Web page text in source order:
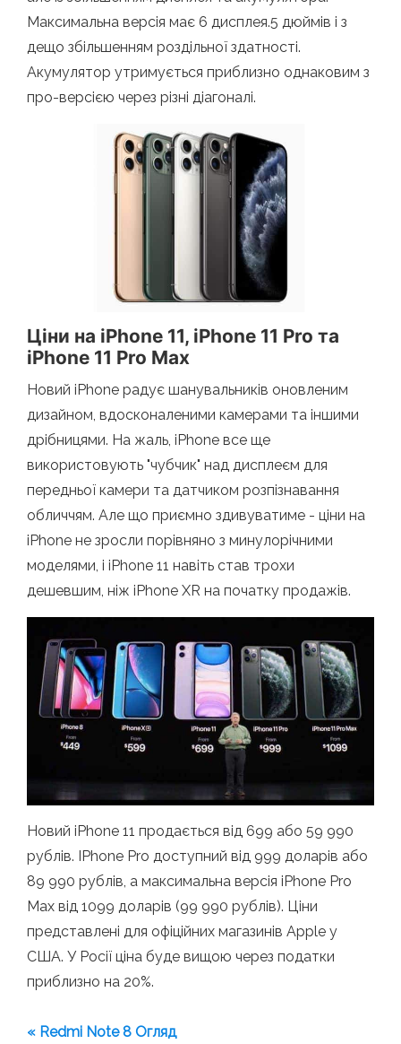
Максимальна версія має 6 дисплея.5 дюймів і з
дещо збільшенням роздільної здатності.
Акумулятор утримується приблизно однаковим з
про-версією через різні діагоналі.
Ціни на iPhone 11, iPhone 11 Pro та
iPhone 11 Pro Max
Новий iPhone радує шанувальників оновленим
дизайном, вдосконаленими камерами та іншими
дрібницями. На жаль, iPhone все ще
використовують "чубчик" над дисплеєм для
передньої камери та датчиком розпізнавання
обличчям. Але що приємно здивуватиме - ціни на
iPhone не зросли порівняно з минулорічними
моделями, і iPhone 11 навіть став трохи
дешевшим, ніж iPhone XR на початку продажів.
Новий iPhone 11 продається від 699 або 59 990
рублів. IPhone Pro доступний від 999 доларів або
89 990 рублів, а максимальна версія iPhone Pro
Max від 1099 доларів (99 990 рублів). Ціни
представлені для офіційних магазинів Apple у
США. У Росії ціна буде вищою через податки
приблизно на 20%.
« Redmi Note 8 Огляд